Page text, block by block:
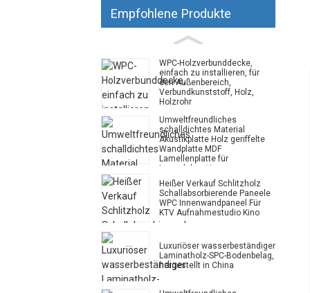
Empfohlene Produkte
WPC-Holzverbunddecke,
einfach zu installieren, für
den Außenbereich,
Verbundkunststoff, Holz,
Holzrohr
Umweltfreundliches
schalldichtes Material
Akustikplatte Holz geriffelte
Wandplatte MDF
Lamellenplatte für
Innendekoration
Heißer Verkauf Schlitzholz
Schallabsorbierende Paneele
WPC Innenwandpaneel Für
KTV Aufnahmestudio Kino
Luxuriöser wasserbeständiger
Laminatholz-SPC-Bodenbelag,
hergestellt in China